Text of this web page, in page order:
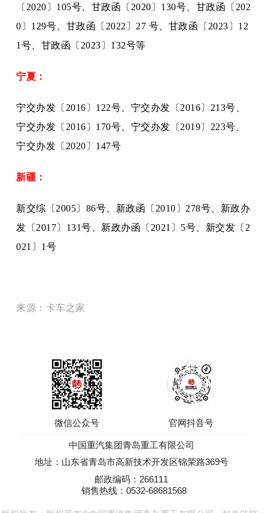
〔2020〕105号、甘政函〔2020〕130号、甘政函〔202
0〕129号、甘政函〔2022〕27 号、甘政函〔2023〕12
1号、甘政函〔2023〕132号等
宁夏：
宁交办发〔 2016〕122号、宁交办发〔2016〕213号、
宁交办发〔2016〕170号、宁交办发〔2019〕223号、
宁交办发〔2020〕147号
新疆：
新交综〔 2005〕86号、新政函〔2010〕278号、新政办
发〔2017〕131号、新政办函〔2021〕5号、新交发〔2
021〕1号
来源：卡车之家
微信公众号 官网抖音号
中国重汽集团青岛重工有限公司
地址：山东省青岛市高新技术开发区锦荣路369号
邮政编码：266111
销售热线：0532-68681568